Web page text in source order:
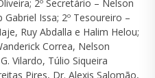
2º Secretário – Nelson
Issa; 2º Tesoureiro –
Ruy Abdalla e Halim Helou;
Correa, Nelson
Vilardo, Túlio Siqueira
Pires, Dr. Alexis Salomão,